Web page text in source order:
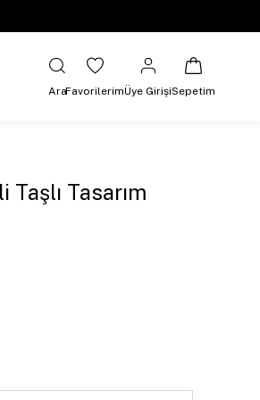
AraFavorilerimÜye GirişiSepetim
Tasarım